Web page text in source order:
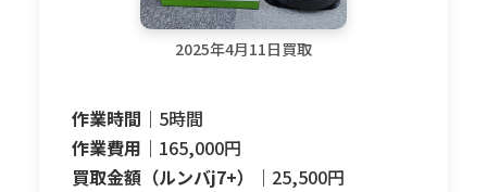
2025年4月11日買取
作業時間｜ 5時間
作業費用｜ 165,000円
買取金額（ルンバj7+）｜ 25,500円